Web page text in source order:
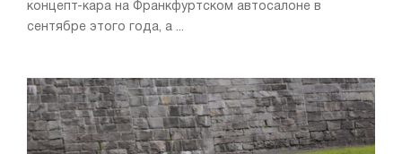
концепт-кара на Франкфуртском автосалоне в
сентябре этого года, а ...